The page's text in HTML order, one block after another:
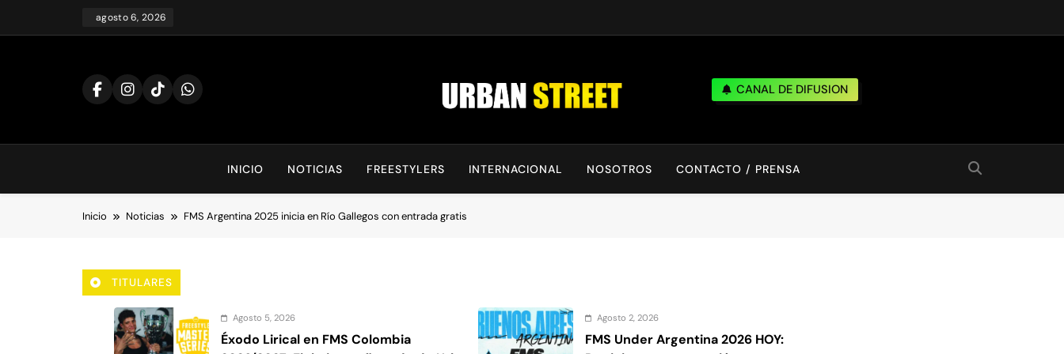
agosto 6, 2026
UrbanStreet
CANAL DE DIFUSION
INICIO NOTICIAS FREESTYLERS INTERNACIONAL NOSOTROS CONTACTO / PRENSA
Inicio Noticias FMS Argentina 2025 inicia en Río Gallegos con entrada gratis
TITULARES
Agosto 5, 2026
Éxodo Lirical en FMS Colombia
Agosto 2, 2026
FMS Under Argentina 2026 HOY: